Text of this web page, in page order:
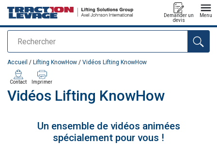
Rechercher
Demander un
devis
Menu
Ajouté au panier
Accueil / Lifting KnowHow / Vidéos Lifting KnowHow
Vidéos Lifting KnowHow
Contact Imprimer
Un ensemble de vidéos animées
spécialement pour vous !